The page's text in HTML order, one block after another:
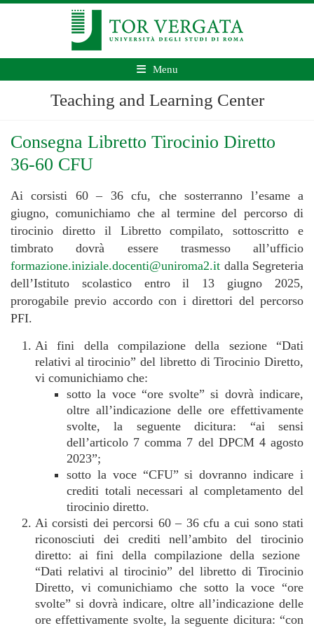
Menu
Teaching and Learning Center
Consegna Libretto Tirocinio Diretto
36-60 CFU
Ai corsisti 60 – 36 cfu, che sosterranno l’esame a
giugno, comunichiamo che al termine del percorso di
tirocinio diretto il Libretto compilato, sottoscritto e
timbrato dovrà essere trasmesso all’ufficio
formazione.iniziale.docenti@uniroma2.it dalla Segreteria
dell’Istituto scolastico entro il 13 giugno 2025,
prorogabile previo accordo con i direttori del percorso
PFI.
Ai fini della compilazione della sezione “Dati
relativi al tirocinio” del libretto di Tirocinio Diretto,
vi comunichiamo che:
sotto la voce “ore svolte” si dovrà indicare,
oltre all’indicazione delle ore effettivamente
svolte, la seguente dicitura: “ai sensi
dell’articolo 7 comma 7 del DPCM 4 agosto
2023”;
sotto la voce “CFU” si dovranno indicare i
crediti totali necessari al completamento del
tirocinio diretto.
Ai corsisti dei percorsi 60 – 36 cfu a cui sono stati
riconosciuti dei crediti nell’ambito del tirocinio
diretto: ai fini della compilazione della sezione
“Dati relativi al tirocinio” del libretto di Tirocinio
Diretto, vi comunichiamo che sotto la voce “ore
svolte” si dovrà indicare, oltre all’indicazione delle
ore effettivamente svolte, la seguente dicitura: “con